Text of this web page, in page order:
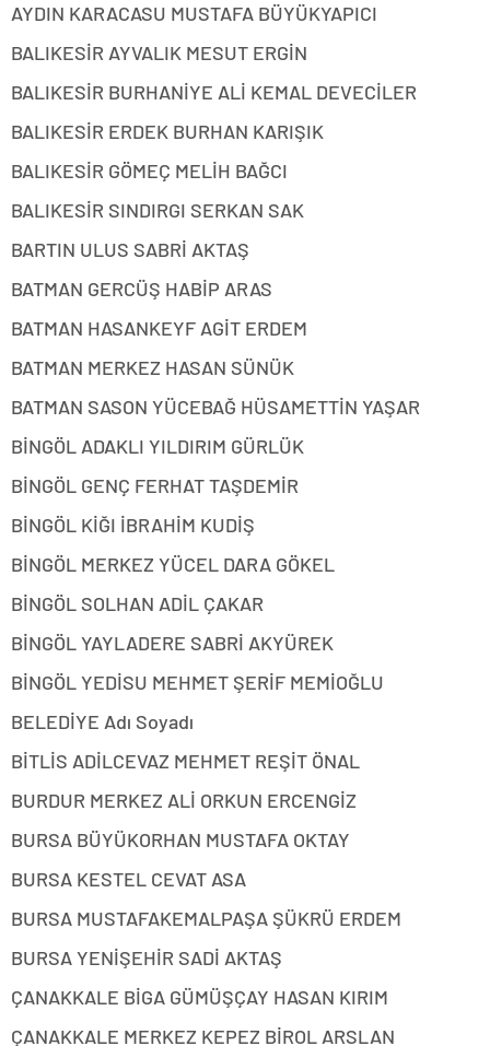
AYDIN KARACASU MUSTAFA BÜYÜKYAPICI
BALIKESİR AYVALIK MESUT ERGİN
BALIKESİR BURHANİYE ALİ KEMAL DEVECİLER
BALIKESİR ERDEK BURHAN KARIŞIK
BALIKESİR GÖMEÇ MELİH BAĞCI
BALIKESİR SINDIRGI SERKAN SAK
BARTIN ULUS SABRİ AKTAŞ
BATMAN GERCÜŞ HABİP ARAS
BATMAN HASANKEYF AGİT ERDEM
BATMAN MERKEZ HASAN SÜNÜK
BATMAN SASON YÜCEBAĞ HÜSAMETTİN YAŞAR
BİNGÖL ADAKLI YILDIRIM GÜRLÜK
BİNGÖL GENÇ FERHAT TAŞDEMİR
BİNGÖL KİĞI İBRAHİM KUDİŞ
BİNGÖL MERKEZ YÜCEL DARA GÖKEL
BİNGÖL SOLHAN ADİL ÇAKAR
BİNGÖL YAYLADERE SABRİ AKYÜREK
BİNGÖL YEDİSU MEHMET ŞERİF MEMİOĞLU
BELEDİYE Adı Soyadı
BİTLİS ADİLCEVAZ MEHMET REŞİT ÖNAL
BURDUR MERKEZ ALİ ORKUN ERCENGİZ
BURSA BÜYÜKORHAN MUSTAFA OKTAY
BURSA KESTEL CEVAT ASA
BURSA MUSTAFAKEMALPAŞA ŞÜKRÜ ERDEM
BURSA YENİŞEHİR SADİ AKTAŞ
ÇANAKKALE BİGA GÜMÜŞÇAY HASAN KIRIM
ÇANAKKALE MERKEZ KEPEZ BİROL ARSLAN